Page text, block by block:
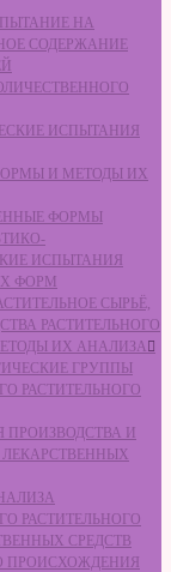
НА
СОДЕРЖАНИЕ
ИСПЫТАНИЯ
И МЕТОДЫ ИХ
ФОРМЫ
ИСПЫТАНИЯ
ФОРМ
СЫРЬЁ,
РАСТИТЕЛЬНОГО
ИХ АНАЛИЗА
ГРУППЫ
РАСТИТЕЛЬНОГО
ПРОИЗВОДСТВА И
ЛЕКАРСТВЕННЫХ
РАСТИТЕЛЬНОГО
СРЕДСТВ
ПРОИСХОЖДЕНИЯ